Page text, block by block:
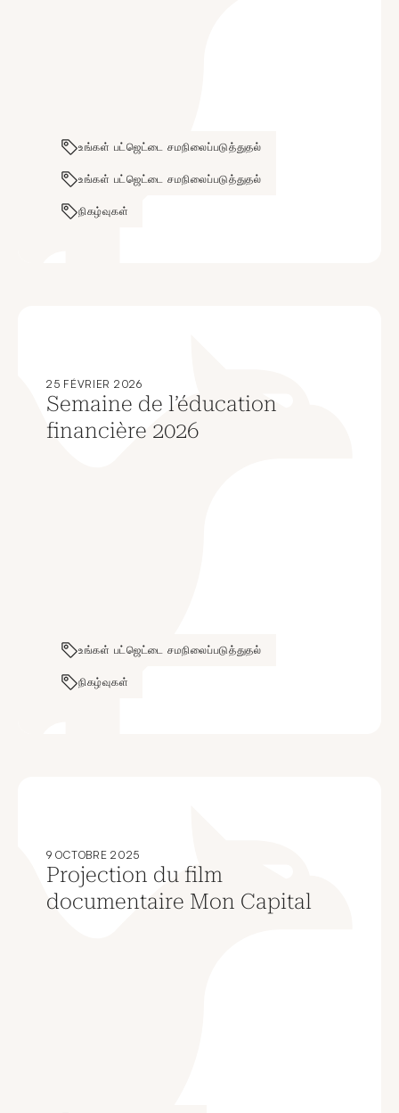
உங்கள் பட்ஜெட்டை சமநிலைப்படுத்துதல்
உங்கள் பட்ஜெட்டை சமநிலைப்படுத்துதல்
நிகழ்வுகள்
25 FÉVRIER 2026
Semaine de l’éducation
financière 2026
உங்கள் பட்ஜெட்டை சமநிலைப்படுத்துதல்
நிகழ்வுகள்
9 OCTOBRE 2025
Projection du film
documentaire Mon Capital